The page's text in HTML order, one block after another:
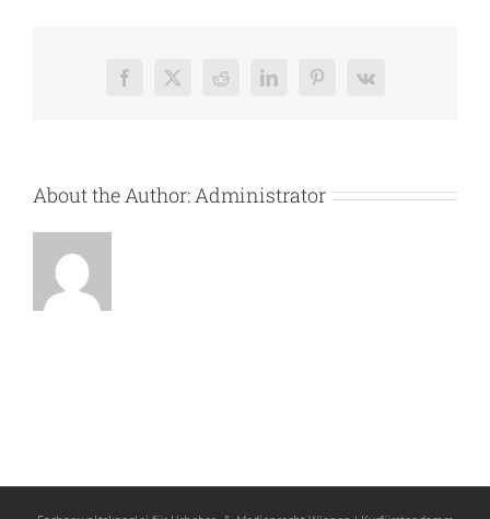
Facebook
X RedditLinkedInPinterest
Vk
About the Author:Administrator